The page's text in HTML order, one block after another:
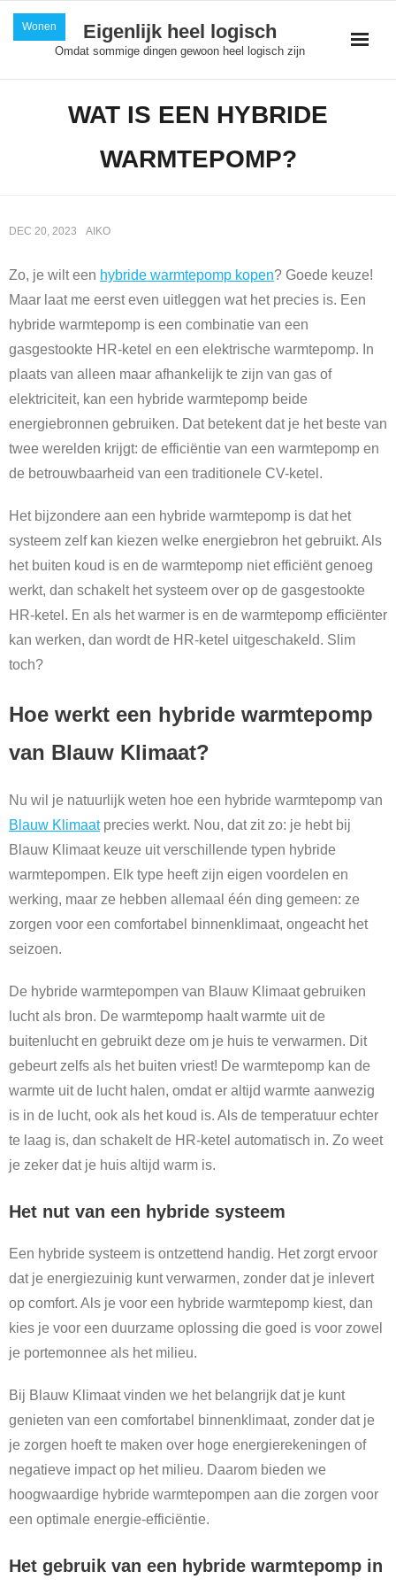
Skip
Eigenlijk heel logisch
Omdat sommige dingen gewoon heel logisch zijn
WAT IS EEN HYBRIDE
WARMTEPOMP?
DEC 20, 2023 AIKO
Wonen
Zo, je wilt een hybride warmtepomp kopen? Goede keuze!
Maar laat me eerst even uitleggen wat het precies is. Een
hybride warmtepomp is een combinatie van een
gasgestookte HR-ketel en een elektrische warmtepomp. In
plaats van alleen maar afhankelijk te zijn van gas of
elektriciteit, kan een hybride warmtepomp beide
energiebronnen gebruiken. Dat betekent dat je het beste van
twee werelden krijgt: de efficiëntie van een warmtepomp en
de betrouwbaarheid van een traditionele CV-ketel.
Het bijzondere aan een hybride warmtepomp is dat het
systeem zelf kan kiezen welke energiebron het gebruikt. Als
het buiten koud is en de warmtepomp niet efficiënt genoeg
werkt, dan schakelt het systeem over op de gasgestookte
HR-ketel. En als het warmer is en de warmtepomp efficiënter
kan werken, dan wordt de HR-ketel uitgeschakeld. Slim
toch?
Hoe werkt een hybride warmtepomp
van Blauw Klimaat?
Nu wil je natuurlijk weten hoe een hybride warmtepomp van
Blauw Klimaatprecies werkt. Nou, dat zit zo: je hebt bij
Blauw Klimaat keuze uit verschillende typen hybride
warmtepompen. Elk type heeft zijn eigen voordelen en
werking, maar ze hebben allemaal één ding gemeen: ze
zorgen voor een comfortabel binnenklimaat, ongeacht het
seizoen.
De hybride warmtepompen van Blauw Klimaat gebruiken
lucht als bron. De warmtepomp haalt warmte uit de
buitenlucht en gebruikt deze om je huis te verwarmen. Dit
gebeurt zelfs als het buiten vriest! De warmtepomp kan de
warmte uit de lucht halen, omdat er altijd warmte aanwezig
is in de lucht, ook als het koud is. Als de temperatuur echter
te laag is, dan schakelt de HR-ketel automatisch in. Zo weet
je zeker dat je huis altijd warm is.
Het nut van een hybride systeem
Een hybride systeem is ontzettend handig. Het zorgt ervoor
dat je energiezuinig kunt verwarmen, zonder dat je inlevert
op comfort. Als je voor een hybride warmtepomp kiest, dan
kies je voor een duurzame oplossing die goed is voor zowel
je portemonnee als het milieu.
Bij Blauw Klimaat vinden we het belangrijk dat je kunt
genieten van een comfortabel binnenklimaat, zonder dat je
je zorgen hoeft te maken over hoge energierekeningen of
negatieve impact op het milieu. Daarom bieden we
hoogwaardige hybride warmtepompen aan die zorgen voor
een optimale energie-efficiëntie.
Het gebruik van een hybride warmtepomp in